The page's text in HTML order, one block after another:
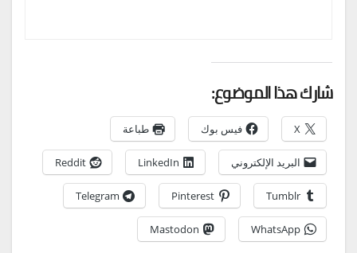
شارك هذا الموضوع:
X فيس بوك طباعة
البريد الإلكتروني LinkedIn
Reddit
Tumblr
Pinterest
Telegram
WhatsApp
Mastodon